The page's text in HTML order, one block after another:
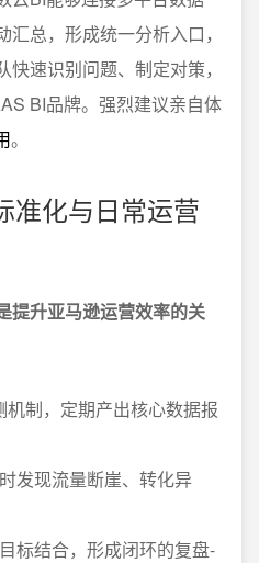
总，形成统一分析入口，
速识别问题、制定对策，
BI品牌。强烈建议亲自体
。
准化与日常运营
提升亚马逊运营效率的关
制，定期产出核心数据报
发现流量断崖、转化异
标结合，形成闭环的复盘-